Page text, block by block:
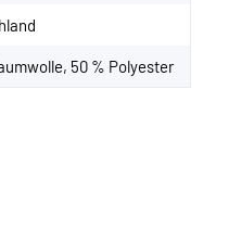
50 % Polyester